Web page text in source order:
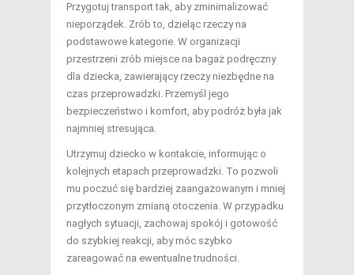
Przygotuj transport tak, aby zminimalizować
nieporządek. Zrób to, dzieląc rzeczy na
podstawowe kategorie. W organizacji
przestrzeni zrób miejsce na bagaż podręczny
dla dziecka, zawierający rzeczy niezbędne na
czas przeprowadzki. Przemyśl jego
bezpieczeństwo i komfort, aby podróż była jak
najmniej stresująca.
Utrzymuj dziecko w kontakcie, informując o
kolejnych etapach przeprowadzki. To pozwoli
mu poczuć się bardziej zaangażowanym i mniej
przytłoczonym zmianą otoczenia. W przypadku
nagłych sytuacji, zachowaj spokój i gotowość
do szybkiej reakcji, aby móc szybko
zareagować na ewentualne trudności.